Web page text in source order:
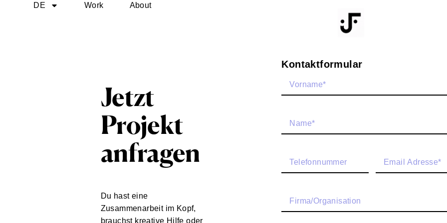
DE Work About
Jetzt
Projekt
anfragen
Du hast eine
Zusammenarbeit im Kopf,
brauchst kreative Hilfe oder
Kontaktformular